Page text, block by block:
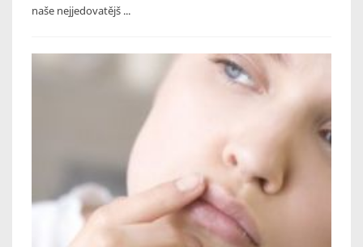
naše nejjedovatějš ...